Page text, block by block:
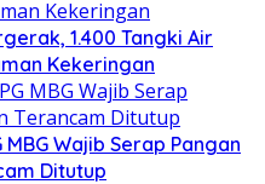
1.400 Tangki Air
Kekeringan
Wajib Serap Pangan
Ditutup